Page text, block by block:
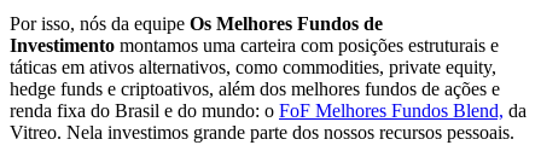
Por isso, nós da equipe Os Melhores Fundos de
Investimento montamos uma carteira com posições estruturais e
táticas em ativos alternativos, como commodities, private equity,
hedge funds e criptoativos, além dos melhores fundos de ações e
renda fixa do Brasil e do mundo: o FoF Melhores Fundos Blend, da
Vitreo. Nela investimos grande parte dos nossos recursos pessoais.